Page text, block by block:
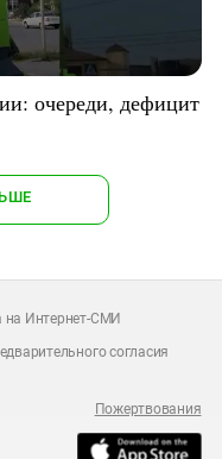
очереди, дефицит
на Интернет-СМИ
согласия
Пожертвования